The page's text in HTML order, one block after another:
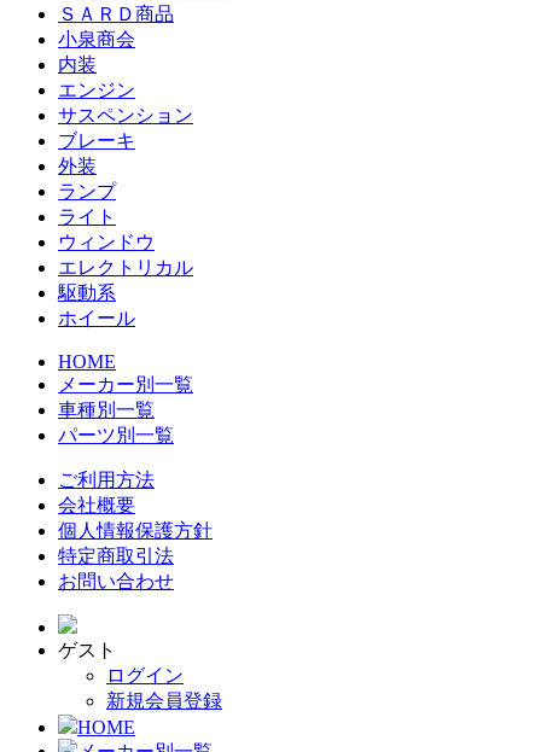
ＳＡＲＤ商品
小泉商会
内装
エンジン
サスペンション
ブレーキ
外装
ランプ
ライト
ウィンドウ
エレクトリカル
駆動系
ホイール
HOME
メーカー別一覧
車種別一覧
パーツ別一覧
ご利用方法
会社概要
個人情報保護方針
特定商取引法
お問い合わせ
ゲスト
ログイン
新規会員登録
HOME